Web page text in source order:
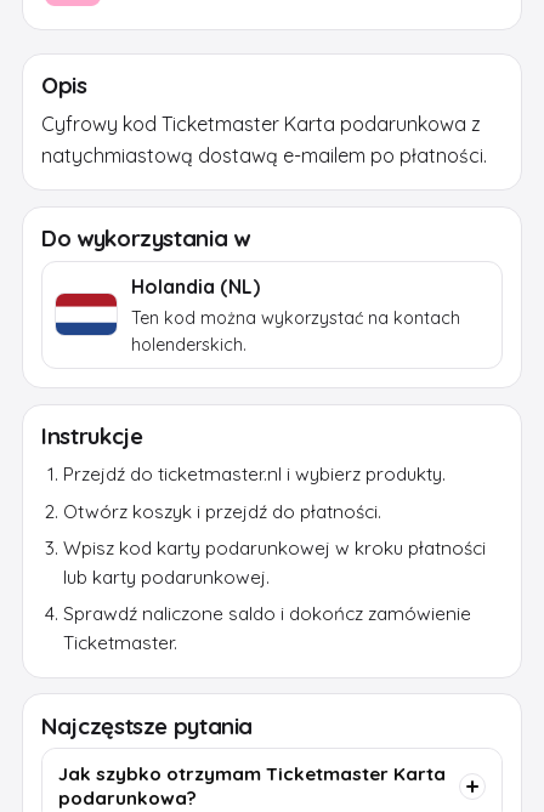
Opis
Cyfrowy kod Ticketmaster Karta podarunkowa z
natychmiastową dostawą e-mailem po płatności.
Do wykorzystania w
Holandia (NL)
Ten kod można wykorzystać na kontach
holenderskich.
Instrukcje
Przejdź do ticketmaster.nl i wybierz produkty.
Otwórz koszyk i przejdź do płatności.
Wpisz kod karty podarunkowej w kroku płatności
lub karty podarunkowej.
Sprawdź naliczone saldo i dokończ zamówienie
Ticketmaster.
Najczęstsze pytania
Jak szybko otrzymam Ticketmaster Karta
podarunkowa?